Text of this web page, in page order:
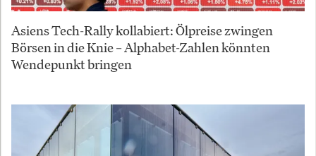
Asiens Tech-Rally kollabiert: Ölpreise zwingen
Börsen in die Knie – Alphabet-Zahlen könnten
Wendepunkt bringen